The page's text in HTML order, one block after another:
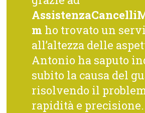
m ho trovato un
all’altezza delle
Antonio ha saputo
subito la causa del
risolvendo il
rapidità e precisione.